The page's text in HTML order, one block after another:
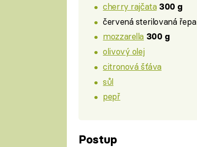
cherry rajčata 300 g
červená sterilovaná řepa
mozzarella 300 g
olivový olej
citronová šťáva
sůl
pepř
Postup